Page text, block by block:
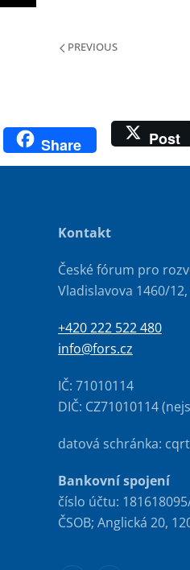
PREVIOUS
Share Post
Kontakt
České fórum pro
Vladislavova 1460/
+420 222 522 480
info@fors.cz
IČ: 71010114
DIČ: CZ71010114
datová schránka:
Bankovní spojení
číslo účtu:
ČSOB; Anglická 20,